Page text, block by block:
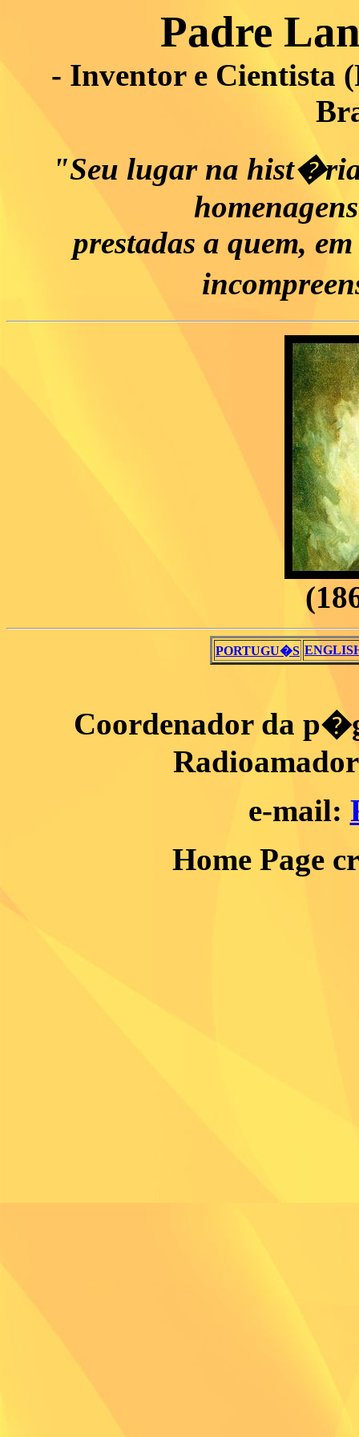
Padre
- Inventor e Cientista
"Seu lugar na
prestadas a quem,
PORTUGU�S
Coordenador da
e-mail:
Home Page